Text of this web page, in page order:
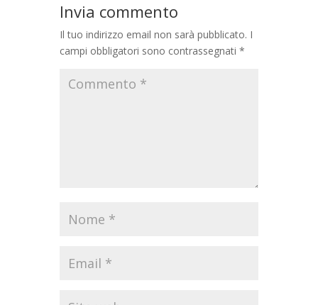
Invia commento
Il tuo indirizzo email non sarà pubblicato. I
campi obbligatori sono contrassegnati *